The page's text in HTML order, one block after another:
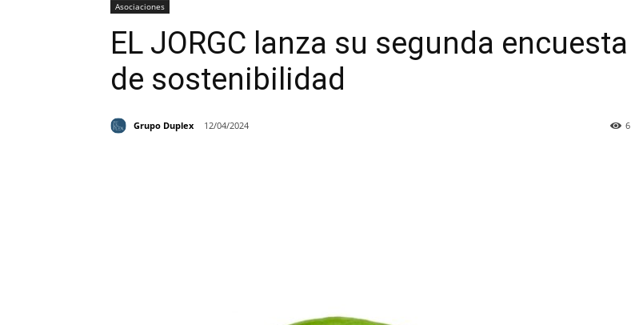
Asociaciones
EL JORGC lanza su segunda encuesta
de sostenibilidad
Grupo Duplex 12/04/2024 6